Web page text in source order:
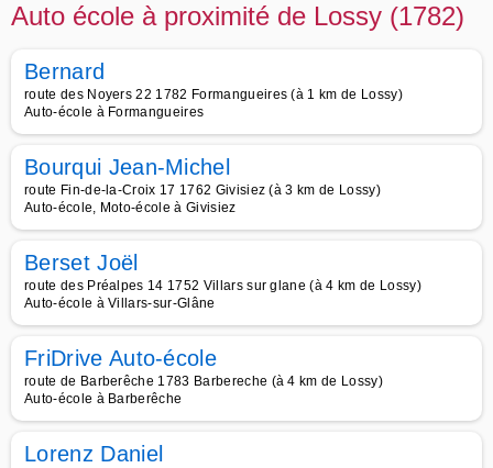
Auto école à proximité de Lossy (1782)
Bernard
route des Noyers 22 1782 Formangueires (à 1 km de Lossy)
Auto-école à Formangueires
Bourqui Jean-Michel
route Fin-de-la-Croix 17 1762 Givisiez (à 3 km de Lossy)
Auto-école, Moto-école à Givisiez
Berset Joël
route des Préalpes 14 1752 Villars sur glane (à 4 km de Lossy)
Auto-école à Villars-sur-Glâne
FriDrive Auto-école
route de Barberêche 1783 Barbereche (à 4 km de Lossy)
Auto-école à Barberêche
Lorenz Daniel